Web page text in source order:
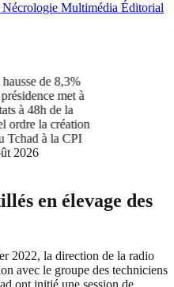
Nécrologie Multimédia Éditorial
de 8,3%
met à
à 48h de la
la création
à la CPI
2026
en élevage des
2022, la direction de la radio
avec le groupe des techniciens
ont initié une session de